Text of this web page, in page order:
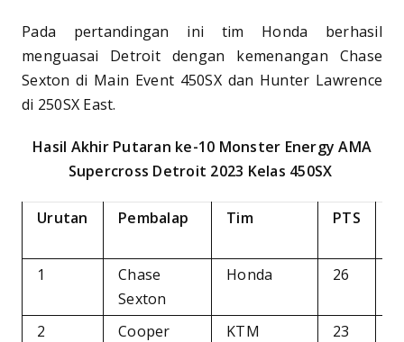
Pada pertandingan ini tim Honda berhasil
menguasai Detroit dengan kemenangan Chase
Sexton di Main Event 450SX dan Hunter Lawrence
di 250SX East.
Hasil Akhir Putaran ke-10 Monster Energy AMA
Supercross Detroit 2023 Kelas 450SX
Urutan Pembalap Tim PTS
1
Chase
Sexton
Honda 26
2
Cooper
KTM 23